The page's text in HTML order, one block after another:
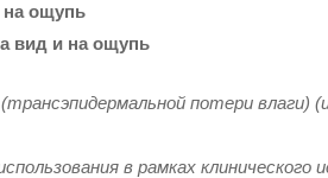
на ощупь
вид и на ощупь
потери влаги)
в рамках клинического